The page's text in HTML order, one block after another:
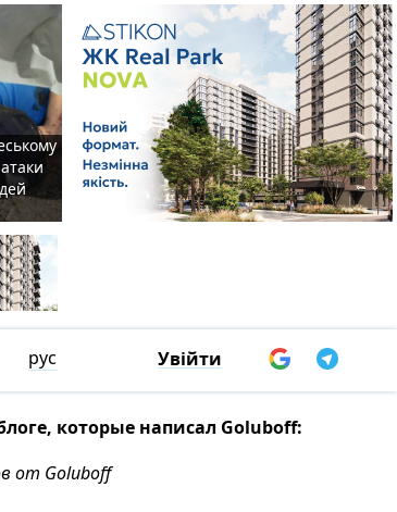
рус Увійти
которые написал Goluboff:
от Goluboff